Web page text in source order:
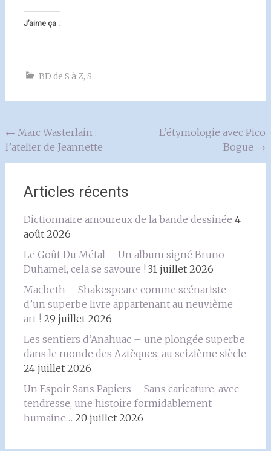
J’aime ça :
BD de S à Z, S
Navigation
de
← Marc Wasterlain :
l’atelier de Jeannette
L’étymologie avec Pico
Bogue →
Articles récents
Dictionnaire amoureux de la bande dessinée 4
août 2026
Le Goût Du Métal – Un album signé Bruno
Duhamel, cela se savoure ! 31 juillet 2026
Macbeth – Shakespeare comme scénariste
d’un superbe livre appartenant au neuvième
art ! 29 juillet 2026
Les sentiers d’Anahuac – une plongée superbe
dans le monde des Aztèques, au seizième siècle
24 juillet 2026
Un Espoir Sans Papiers – Sans caricature, avec
tendresse, une histoire formidablement
humaine… 20 juillet 2026